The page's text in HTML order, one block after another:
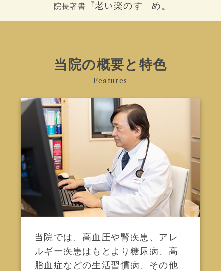
院長著書 『老い楽のすゝめ』
当院の概要と特色
Features
当院では、高血圧や腎疾患、アレ
ルギー疾患はもとより糖尿病、高
脂血症などの生活習慣病、その他